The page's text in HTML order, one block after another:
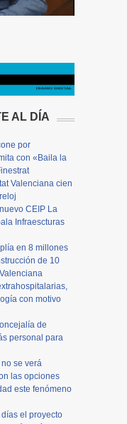
AL DÍA
por
con «Baila la
Valenciana cien
CEIP La
Infraescturas
en 8 millones
de 10
con motivo
de
personal para
se verá
las opciones
este fenómeno
el proyecto